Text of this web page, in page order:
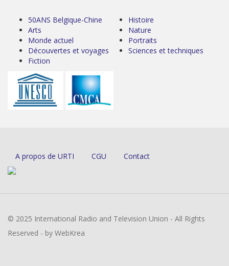
50ANS Belgique-Chine
Arts
Monde actuel
Découvertes et voyages
Fiction
Histoire
Nature
Portraits
Sciences et techniques
A propos de URTI CGU Contact
© 2025 International Radio and Television Union - All Rights
Reserved - by WebKrea